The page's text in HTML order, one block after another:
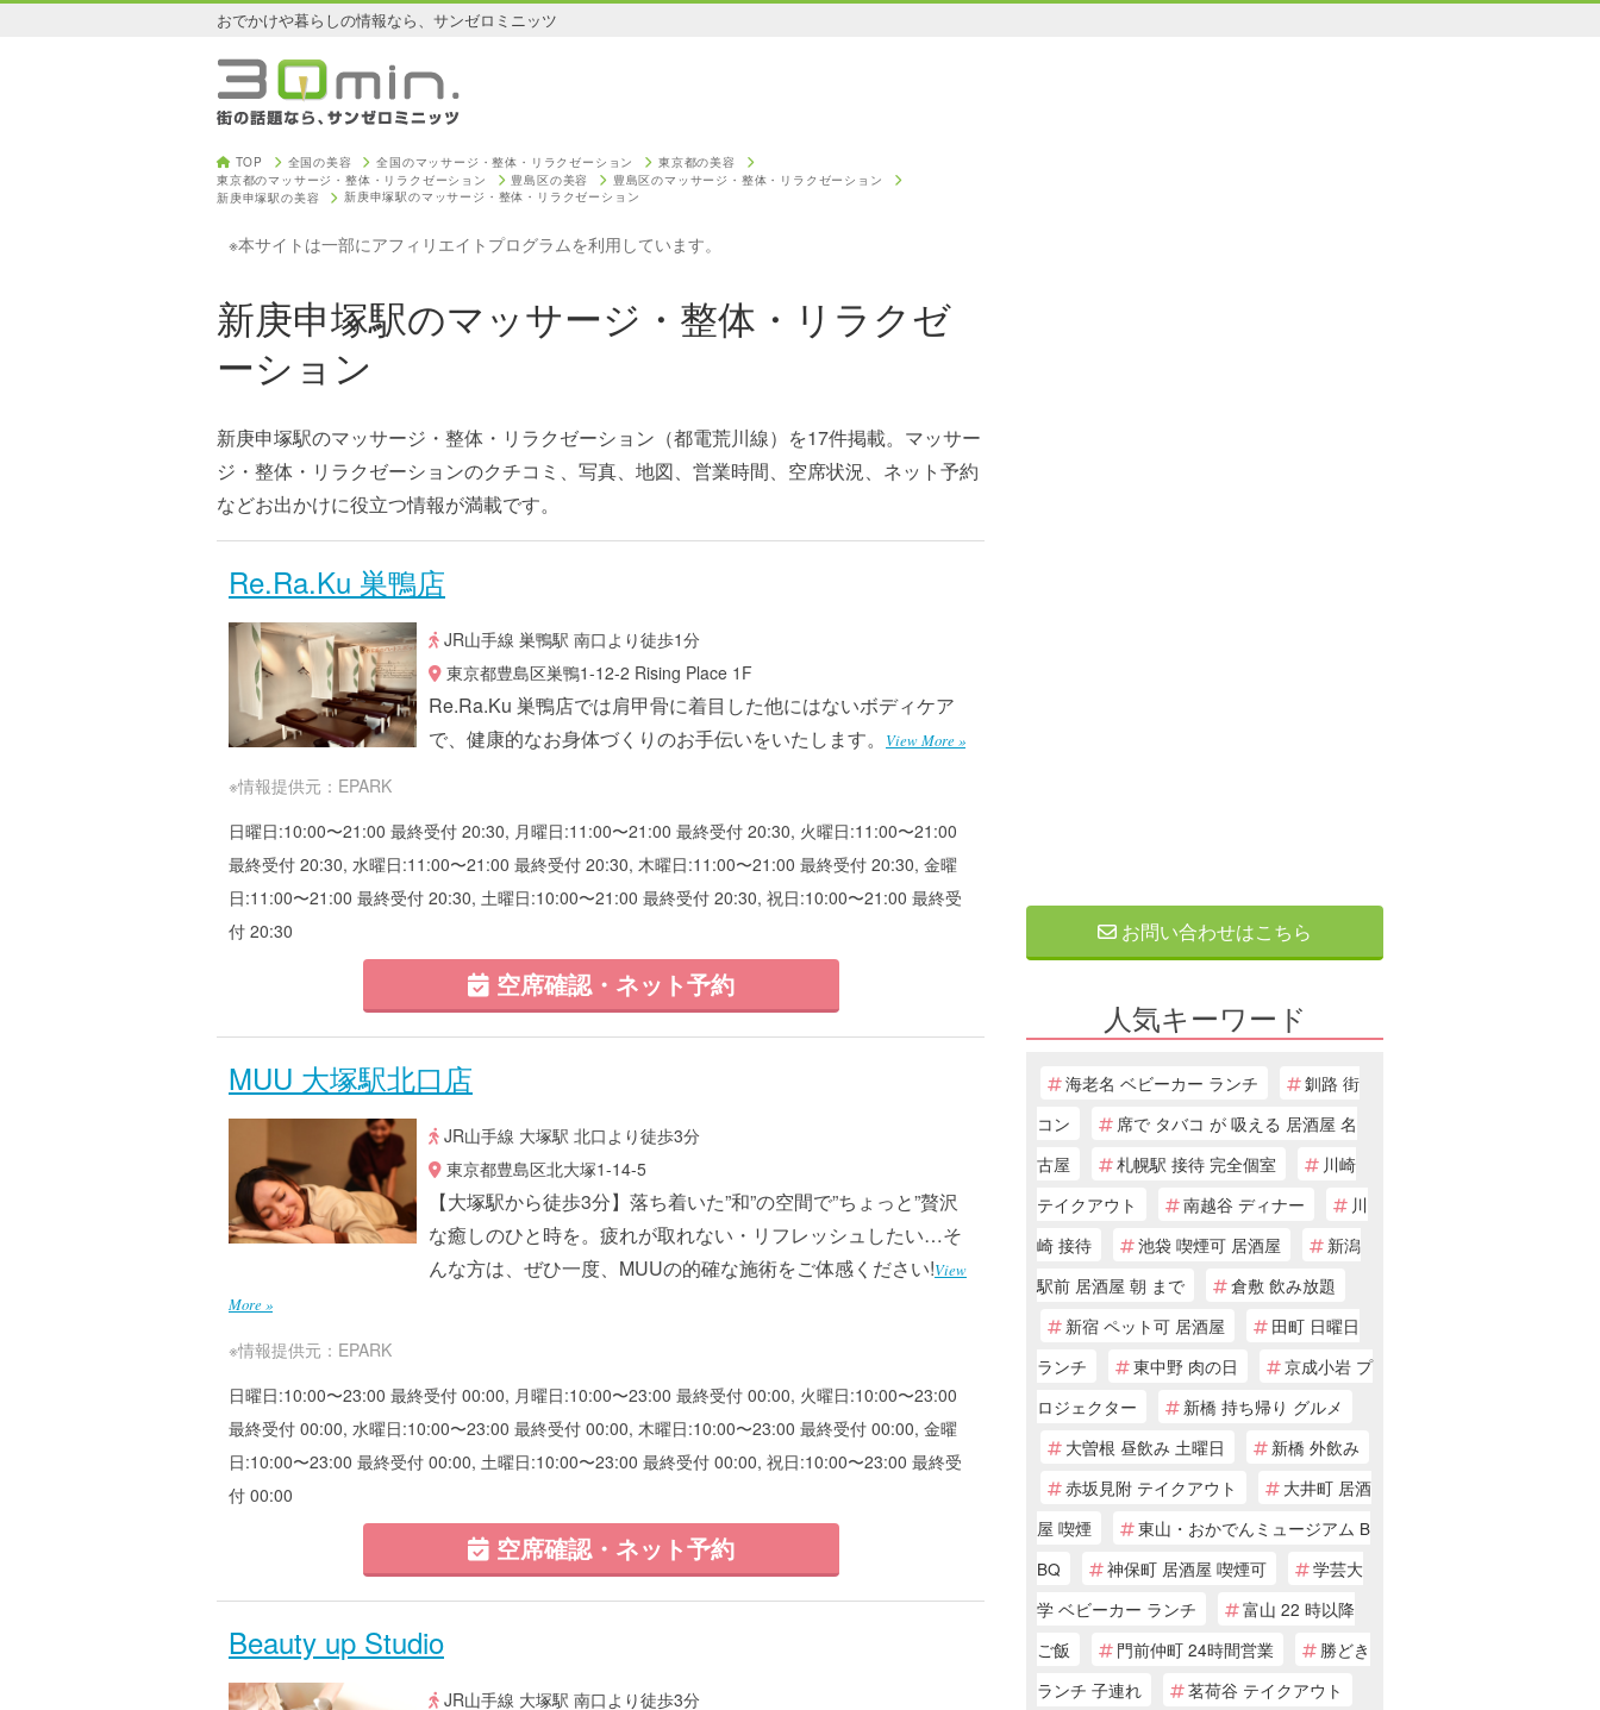
おでかけや暮らしの情報なら、サンゼロミニッツ
TOP 全国の美容 全国のマッサージ・整体・リラクゼーション
東京都の美容
東京都のマッサージ・整体・リラクゼーション
豊島区の美容
豊島区のマッサージ・整体・リラクゼーション
新庚申塚駅の美容
新庚申塚駅のマッサージ・整体・リラクゼーション
※本サイトは一部にアフィリエイトプログラムを利用しています。
新庚申塚駅のマッサージ・整体・リラクゼ
ーション
新庚申塚駅のマッサージ・整体・リラクゼーション（都電荒川線）を17件掲載。マッサー
ジ・整体・リラクゼーションのクチコミ、写真、地図、営業時間、空席状況、ネット予約
などお出かけに役立つ情報が満載です。
Re.Ra.Ku 巣鴨店
JR山手線 巣鴨駅 南口より徒歩1分
東京都豊島区巣鴨1-12-2 Rising Place 1F
Re.Ra.Ku 巣鴨店では肩甲骨に着目した他にはないボディケア
で、健康的なお身体づくりのお手伝いをいたします。
View More »
※情報提供元：EPARK
日曜日:10:00〜21:00 最終受付 20:30, 月曜日:11:00〜21:00 最終受付 20:30, 火曜日:11:00〜21:00
最終受付 20:30, 水曜日:11:00〜21:00 最終受付 20:30, 木曜日:11:00〜21:00 最終受付 20:30, 金曜
日:11:00〜21:00 最終受付 20:30, 土曜日:10:00〜21:00 最終受付 20:30, 祝日:10:00〜21:00 最終受
付 20:30
空席確認・ネット予約
MUU 大塚駅北口店
JR山手線 大塚駅 北口より徒歩3分
東京都豊島区北大塚1-14-5
【大塚駅から徒歩3分】落ち着いた”和”の空間で”ちょっと”贅沢
な癒しのひと時を。疲れが取れない・リフレッシュしたい…そ
んな方は、ぜひ一度、MUUの的確な施術をご体感ください!View
More »
※情報提供元：EPARK
日曜日:10:00〜23:00 最終受付 00:00, 月曜日:10:00〜23:00 最終受付 00:00, 火曜日:10:00〜23:00
最終受付 00:00, 水曜日:10:00〜23:00 最終受付 00:00, 木曜日:10:00〜23:00 最終受付 00:00, 金曜
日:10:00〜23:00 最終受付 00:00, 土曜日:10:00〜23:00 最終受付 00:00, 祝日:10:00〜23:00 最終受
付 00:00
空席確認・ネット予約
Beauty up Studio
JR山手線 大塚駅 南口より徒歩3分
お問い合わせはこちら
人気キーワード
海老名 ベビーカー ランチ
釧路 街
コン
席で タバコ が 吸える 居酒屋 名
古屋
札幌駅 接待 完全個室
川崎
テイクアウト
南越谷 ディナー
川
崎 接待
池袋 喫煙可 居酒屋
新潟
駅前 居酒屋 朝 まで
倉敷 飲み放題
新宿 ペット可 居酒屋
田町 日曜日
ランチ
東中野 肉の日
京成小岩 プ
ロジェクター
新橋 持ち帰り グルメ
大曽根 昼飲み 土曜日
新橋 外飲み
赤坂見附 テイクアウト
大井町 居酒
屋 喫煙
東山・おかでんミュージアム B
BQ
神保町 居酒屋 喫煙可
学芸大
学 ベビーカー ランチ
富山 22 時以降
ご飯
門前仲町 24時間営業
勝どき
ランチ 子連れ
茗荷谷 テイクアウト